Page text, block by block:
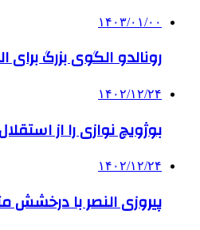
۱۴۰۳/۰۱/۰۰
رونالدو الگوی بزرگ برای
۱۴۰۲/۱۲/۲۴
بوژویچ نوازی را از
۱۴۰۲/۱۲/۲۴
پیروزی النصر با